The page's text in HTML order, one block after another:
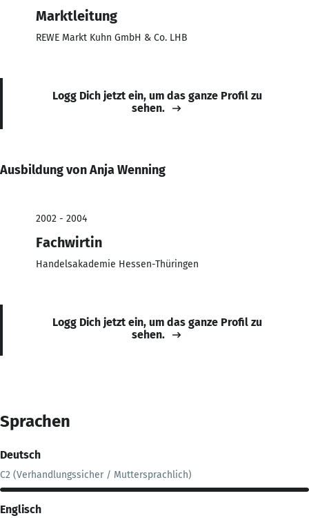
Marktleitung
REWE Markt Kuhn GmbH & Co. LHB
Logg Dich jetzt ein, um das ganze Profil zu
sehen.
Ausbildung von Anja Wenning
2002 - 2004
Fachwirtin
Handelsakademie Hessen-Thüringen
Logg Dich jetzt ein, um das ganze Profil zu
sehen.
Sprachen
Deutsch
C2 (Verhandlungssicher / Muttersprachlich)
Englisch